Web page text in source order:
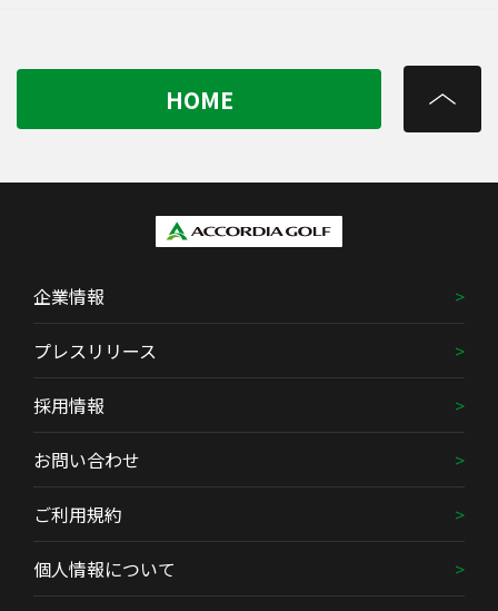
HOME
企業情報
プレスリリース
採用情報
お問い合わせ
ご利用規約
個人情報について